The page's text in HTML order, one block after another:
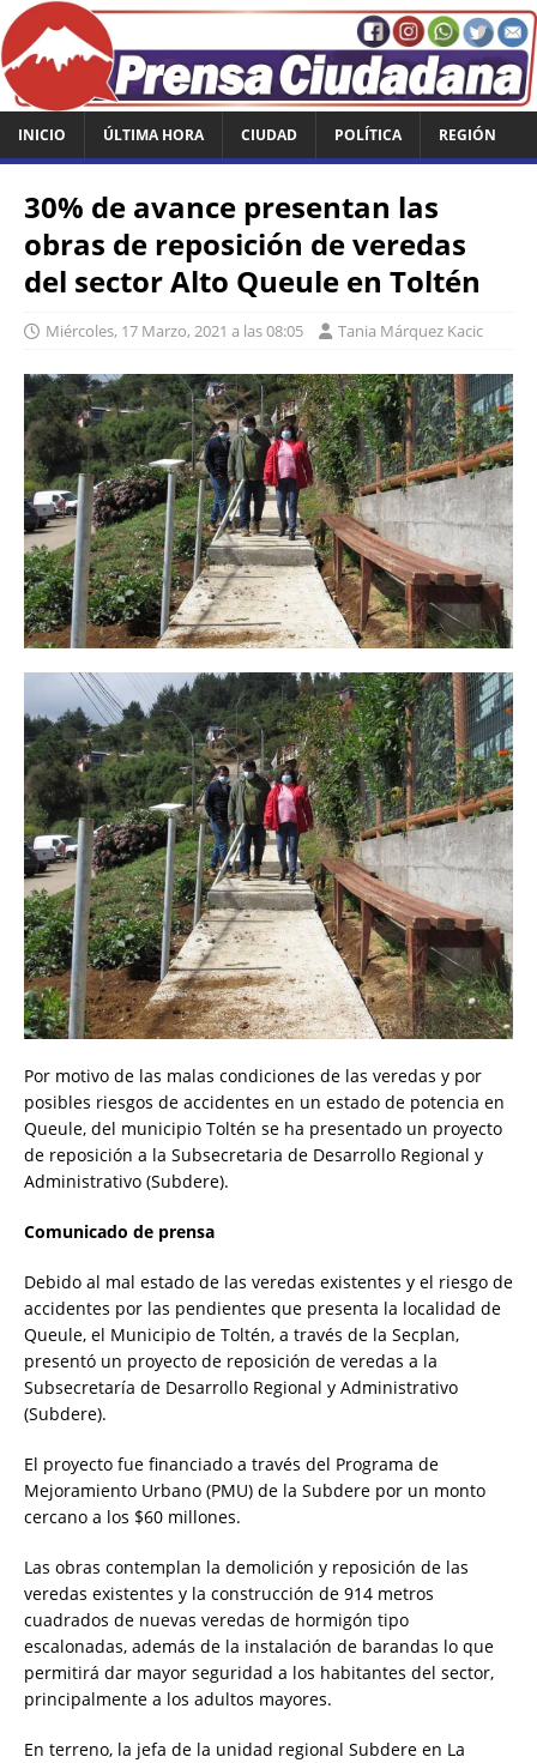
INICIO ÚLTIMA HORA CIUDAD POLÍTICA REGIÓN
30% de avance presentan las
obras de reposición de veredas
del sector Alto Queule en Toltén
Miércoles, 17 Marzo, 2021 a las 08:05 Tania Márquez Kacic
Por motivo de las malas condiciones de las veredas y por
posibles riesgos de accidentes en un estado de potencia en
Queule, del municipio Toltén se ha presentado un proyecto
de reposición a la Subsecretaria de Desarrollo Regional y
Administrativo (Subdere).
Comunicado de prensa
Debido al mal estado de las veredas existentes y el riesgo de
accidentes por las pendientes que presenta la localidad de
Queule, el Municipio de Toltén, a través de la Secplan,
presentó un proyecto de reposición de veredas a la
Subsecretaría de Desarrollo Regional y Administrativo
(Subdere).
El proyecto fue financiado a través del Programa de
Mejoramiento Urbano (PMU) de la Subdere por un monto
cercano a los $60 millones.
Las obras contemplan la demolición y reposición de las
veredas existentes y la construcción de 914 metros
cuadrados de nuevas veredas de hormigón tipo
escalonadas, además de la instalación de barandas lo que
permitirá dar mayor seguridad a los habitantes del sector,
principalmente a los adultos mayores.
En terreno, la jefa de la unidad regional Subdere en La